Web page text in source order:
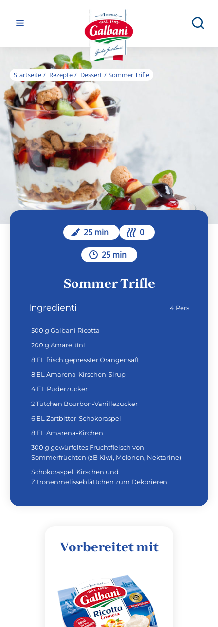
Startseite Rezepte Dessert Sommer Trifle
25 min 0
25 min
Sommer Trifle
Ingredienti 4 Pers
500 g Galbani Ricotta
200 g Amarettini
8 EL frisch gepresster Orangensaft
8 EL Amarena-Kirschen-Sirup
4 EL Puderzucker
2 Tütchen Bourbon-Vanillezucker
6 EL Zartbitter-Schokoraspel
8 EL Amarena-Kirchen
300 g gewürfeltes Fruchtfleisch von
Sommerfrüchten (zB Kiwi, Melonen, Nektarine)
Schokoraspel, Kirschen und
Zitronenmelisseblättchen zum Dekorieren
Vorbereitet mit